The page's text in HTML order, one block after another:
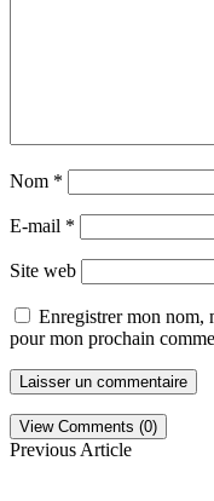
Nom *
E-mail *
Site web
Enregistrer mon nom,
pour mon prochain
View Comments (0)
Previous Article